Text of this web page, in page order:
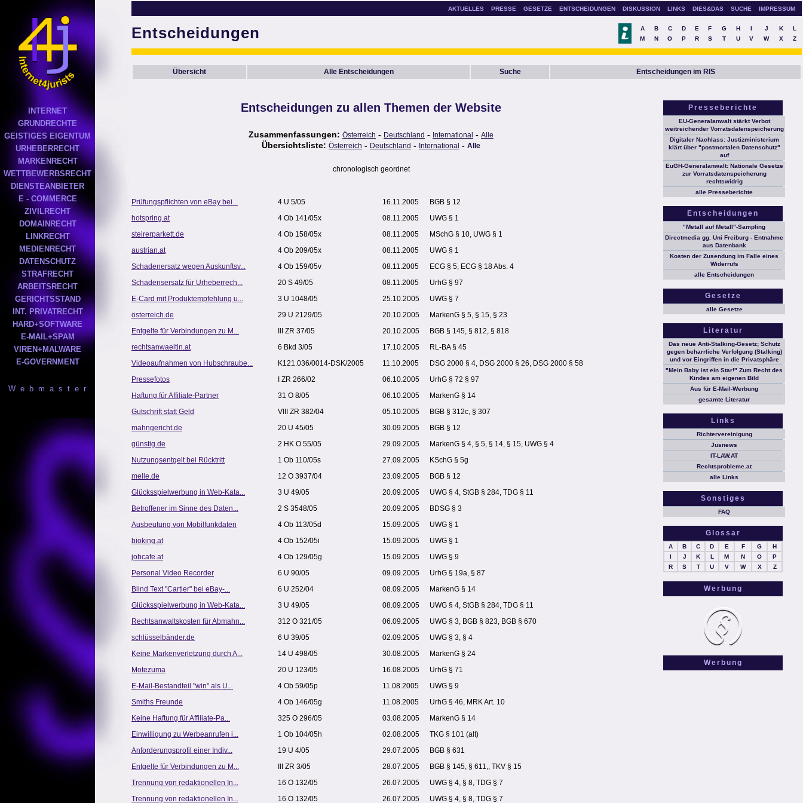
INTERNET
GRUNDRECHTE
GEISTIGES EIGENTUM
URHEBERRECHT
MARKENRECHT
WETTBEWERBSRECHT
DIENSTEANBIETER
E - COMMERCE
ZIVILRECHT
DOMAINRECHT
LINKRECHT
MEDIENRECHT
DATENSCHUTZ
STRAFRECHT
ARBEITSRECHT
GERICHTSSTAND
INT. PRIVATRECHT
HARD+SOFTWARE
E-MAIL+SPAM
VIREN+MALWARE
E-GOVERNMENT
W e b m a s t e r
AKTUELLES PRESSE GESETZE ENTSCHEIDUNGEN DISKUSSION LINKS DIES&DAS SUCHE IMPRESSUM
Entscheidungen A B C D E F G H I J K
L
M
N O P R S T U V W X Z
Übersicht Alle Entscheidungen Suche Entscheidungen im RIS
Entscheidungen zu allen Themen der Website
Zusammenfassungen: Österreich - Deutschland - International - Alle
Übersichtsliste: Österreich - Deutschland - International - Alle
chronologisch geordnet
Prüfungspflichten von eBay bei... 4 U 5/05 16.11.2005
BGB § 12
hotspring.at
4 Ob 141/05x 08.11.2005
UWG § 1
steirerparkett.de
4 Ob 158/05x 08.11.2005
MSchG § 10, UWG § 1
austrian.at
4 Ob 209/05x 08.11.2005
UWG § 1
Schadenersatz wegen Auskunftsv...
4 Ob 159/05v 08.11.2005
ECG § 5, ECG § 18 Abs. 4
Schadensersatz für Urheberrech...
20 S 49/05 08.11.2005
UrhG § 97
E-Card mit Produktempfehlung u...
3 U 1048/05 25.10.2005
UWG § 7
österreich.de
29 U 2129/05 20.10.2005
MarkenG § 5, § 15, § 23
Entgelte für Verbindungen zu M...
III ZR 37/05 20.10.2005
BGB § 145, § 812, § 818
rechtsanwaeltin.at
6 Bkd 3/05 17.10.2005
RL-BA § 45
Videoaufnahmen von Hubschraube...
K121.036/0014-DSK/2005 11.10.2005
DSG 2000 § 4, DSG 2000 § 26, DSG 2000 § 58
Pressefotos
I ZR 266/02 06.10.2005
UrhG § 72 § 97
Haftung für Affiliate-Partner
31 O 8/05 06.10.2005
MarkenG § 14
Gutschrift statt Geld
VIII ZR 382/04 05.10.2005
BGB § 312c, § 307
mahngericht.de
20 U 45/05 30.09.2005
BGB § 12
günstig.de
2 HK O 55/05 29.09.2005
MarkenG § 4, § 5, § 14, § 15, UWG § 4
Nutzungsentgelt bei Rücktritt
1 Ob 110/05s 27.09.2005
KSchG § 5g
melle.de
12 O 3937/04 23.09.2005
BGB § 12
Glücksspielwerbung in Web-Kata...
3 U 49/05 20.09.2005
UWG § 4, StGB § 284, TDG § 11
Betroffener im Sinne des Daten...
2 S 3548/05 20.09.2005
BDSG § 3
Ausbeutung von Mobilfunkdaten
4 Ob 113/05d 15.09.2005
UWG § 1
bioking.at
4 Ob 152/05i 15.09.2005
UWG § 1
jobcafe.at
4 Ob 129/05g 15.09.2005
UWG § 9
Personal Video Recorder
6 U 90/05 09.09.2005
UrhG § 19a, § 87
Blind Text "Cartier" bei eBay-...
6 U 252/04 08.09.2005
MarkenG § 14
Glücksspielwerbung in Web-Kata...
3 U 49/05 08.09.2005
UWG § 4, StGB § 284, TDG § 11
Rechtsanwaltskosten für Abmahn...
312 O 321/05 06.09.2005
UWG § 3, BGB § 823, BGB § 670
schlüsselbänder.de
6 U 39/05 02.09.2005
UWG § 3, § 4
Keine Markenverletzung durch A...
14 U 498/05 30.08.2005
MarkenG § 24
Motezuma
20 U 123/05 16.08.2005
UrhG § 71
E-Mail-Bestandteil "win" als U...
4 Ob 59/05p 11.08.2005
UWG § 9
Smiths Freunde
4 Ob 146/05g 11.08.2005
UrhG § 46, MRK Art. 10
Keine Haftung für Affiliate-Pa...
325 O 296/05 03.08.2005
MarkenG § 14
Einwilligung zu Werbeanrufen i...
1 Ob 104/05h 02.08.2005
TKG § 101 (alt)
Anforderungsprofil einer Indiv...
19 U 4/05 29.07.2005
BGB § 631
Entgelte für Verbindungen zu M...
III ZR 3/05 28.07.2005
BGB § 145, § 611,, TKV § 15
Trennung von redaktionellen In...
16 O 132/05 26.07.2005
UWG § 4, § 8, TDG § 7
Trennung von redaktionellen In...
16 O 132/05 26.07.2005 UWG § 4, § 8, TDG § 7
Presseberichte
EU-Generalanwalt stärkt Verbot
weitreichender Vorratsdatenspeicherung
Digitaler Nachlass: Justizministerium
klärt über "postmortalen Datenschutz"
auf
EuGH-Generalanwalt: Nationale Gesetze
zur Vorratsdatenspeicherung
rechtswidrig
alle Presseberichte
Entscheidungen
"Metall auf Metall"-Sampling
Directmedia gg. Uni Freiburg - Entnahme
aus Datenbank
Kosten der Zusendung im Falle eines
Widerrufs
alle Entscheidungen
Gesetze
alle Gesetze
Literatur
Das neue Anti-Stalking-Gesetz; Schutz
gegen beharrliche Verfolgung (Stalking)
und vor Eingriffen in die Privatsphäre
"Mein Baby ist ein Star!" Zum Recht des
Kindes am eigenen Bild
Aus für E-Mail-Werbung
gesamte Literatur
Links
Richtervereinigung
Jusnews
IT-LAW.AT
Rechtsprobleme.at
alle Links
Sonstiges
FAQ
Glossar
A B C D E F G
H
I
J K L M N O
P
R
S T U V W X Z
Werbung
Werbung